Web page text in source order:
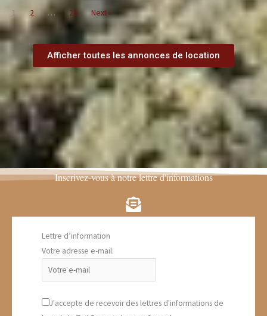
1 2 … 28 Next »
Afficher toutes les annonces de location
Inscrivez-vous à notre lettre d'informations
Lettre d’information
Votre adresse e-mail:
J'accepte de recevoir des lettres d'informations de